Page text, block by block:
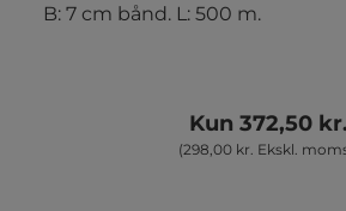
B: 7 cm bånd. L: 500 m.
Kun 372,50 kr.
(298,00 kr. Ekskl.